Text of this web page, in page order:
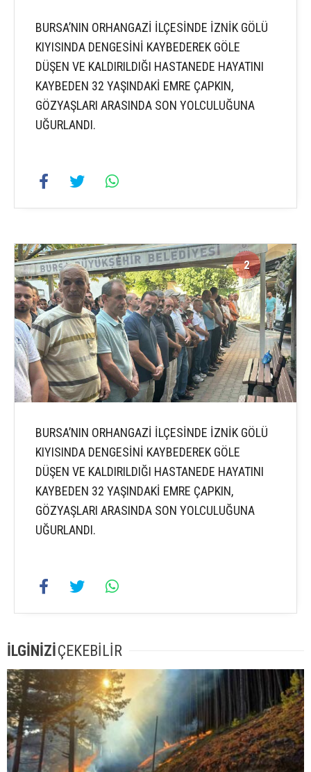
BURSA’NIN ORHANGAZİ İLÇESİNDE İZNİK GÖLÜ
KIYISINDA DENGESİNİ KAYBEDEREK GÖLE
DÜŞEN VE KALDIRILDIĞI HASTANEDE HAYATINI
KAYBEDEN 32 YAŞINDAKİ EMRE ÇAPKIN,
GÖZYAŞLARI ARASINDA SON YOLCULUĞUNA
UĞURLANDI.
2 2
BURSA’NIN ORHANGAZİ İLÇESİNDE İZNİK GÖLÜ
KIYISINDA DENGESİNİ KAYBEDEREK GÖLE
DÜŞEN VE KALDIRILDIĞI HASTANEDE HAYATINI
KAYBEDEN 32 YAŞINDAKİ EMRE ÇAPKIN,
GÖZYAŞLARI ARASINDA SON YOLCULUĞUNA
UĞURLANDI.
İLGİNİZİÇEKEBİLİR